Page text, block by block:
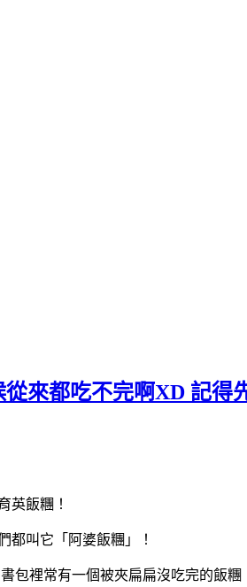
來都吃不完啊XD 記得
英飯糰！
都叫它「阿婆飯糰」！
包裡常有一個被夾扁扁沒吃完的飯